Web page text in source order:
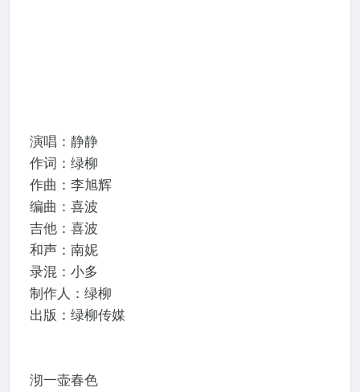
演唱：静静
作词：绿柳
作曲：李旭辉
编曲：喜波
吉他：喜波
和声：南妮
录混：小多
制作人：绿柳
出版：绿柳传媒
沏一壶春色